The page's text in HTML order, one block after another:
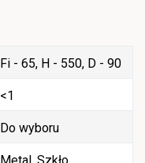
Fi - 65, H - 550, D - 90
<1
Do wyboru